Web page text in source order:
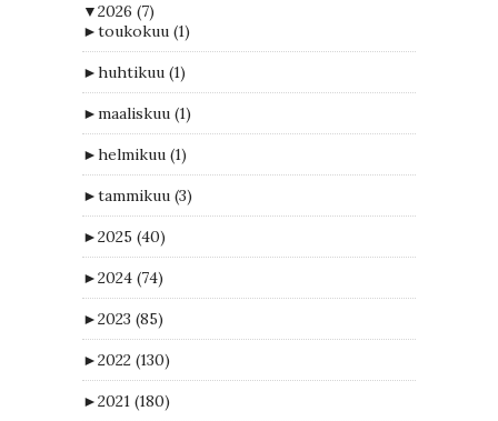
▼2026 (7)
►toukokuu (1)
►huhtikuu (1)
►maaliskuu (1)
►helmikuu (1)
►tammikuu (3)
►2025 (40)
►2024 (74)
►2023 (85)
►2022 (130)
►2021 (180)